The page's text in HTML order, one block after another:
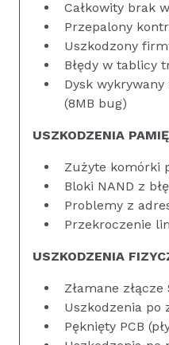
Całkowity brak
Przepalony
Uszkodzony
Błędy w tablicy
Dysk wykrywany
(8MB bug)
USZKODZENIA
Zużyte komórki
Bloki NAND z
Problemy z
Przekroczenie
USZKODZENIA
Złamane złącze
Uszkodzenia po
Pęknięty PCB